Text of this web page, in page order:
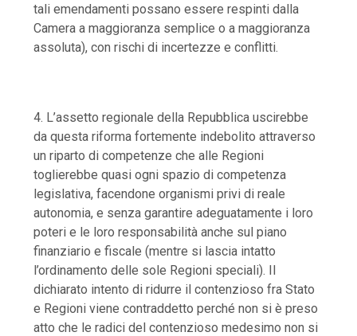
tali emendamenti possano essere respinti dalla
Camera a maggioranza semplice o a maggioranza
assoluta), con rischi di incertezze e conflitti.
4. L’assetto regionale della Repubblica uscirebbe
da questa riforma fortemente indebolito attraverso
un riparto di competenze che alle Regioni
toglierebbe quasi ogni spazio di competenza
legislativa, facendone organismi privi di reale
autonomia, e senza garantire adeguatamente i loro
poteri e le loro responsabilità anche sul piano
finanziario e fiscale (mentre si lascia intatto
l’ordinamento delle sole Regioni speciali). Il
dichiarato intento di ridurre il contenzioso fra Stato
e Regioni viene contraddetto perché non si è preso
atto che le radici del contenzioso medesimo non si